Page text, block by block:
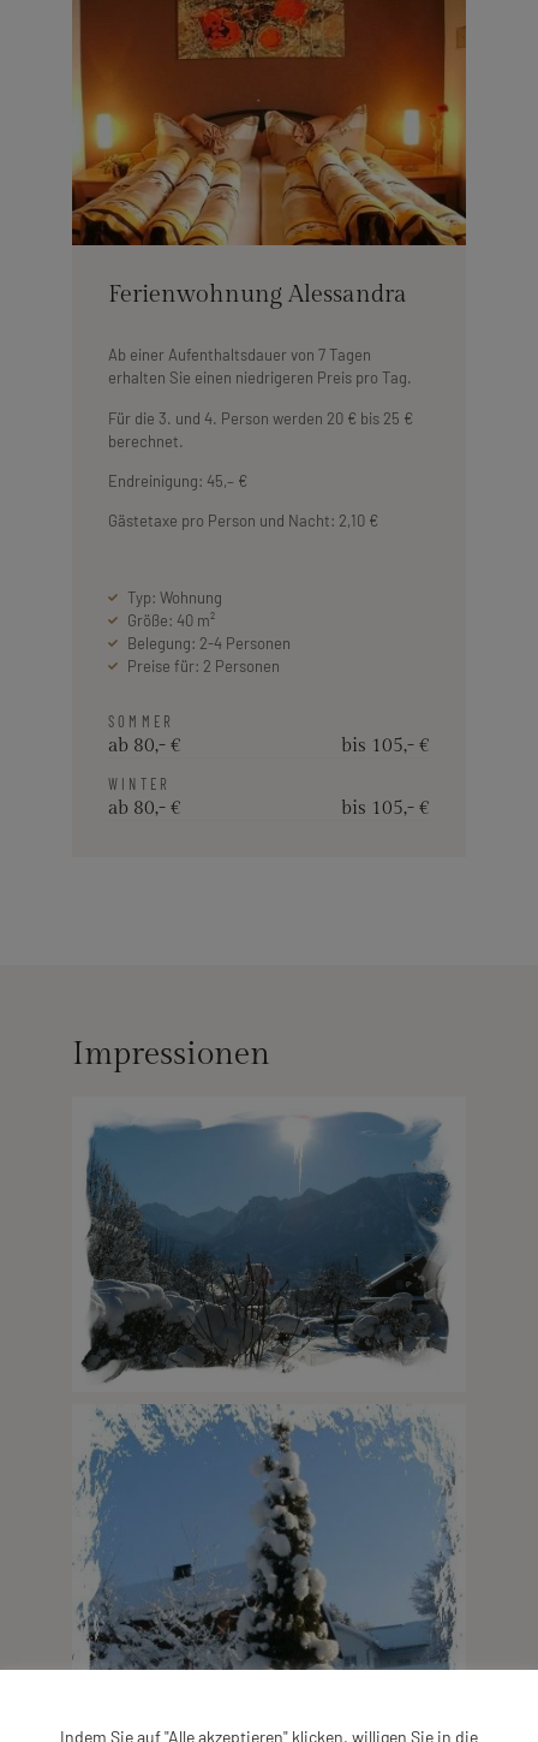
Ferienwohnung Alessandra
Ab einer Aufenthaltsdauer von 7 Tagen
erhalten Sie einen niedrigeren Preis pro Tag.
Für die 3. und 4. Person werden 20 € bis 25 €
berechnet.
Endreinigung: 45,– €
Gästetaxe pro Person und Nacht: 2,10 €
Typ: Wohnung
Größe: 40 m²
Belegung: 2-4 Personen
Preise für: 2 Personen
SOMMER
ab 80,- € bis 105,- €
WINTER
ab 80,- € bis 105,- €
Impressionen
Indem Sie auf "Alle akzeptieren" klicken, willigen Sie in die